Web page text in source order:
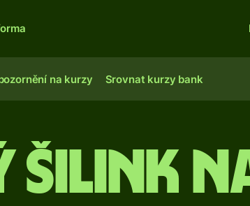
na kurzy Srovnat kurzy bank
šilink